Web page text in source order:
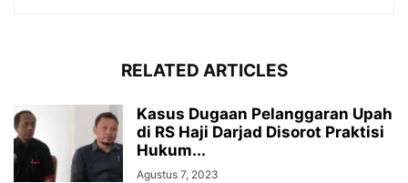
RELATED ARTICLES
Kasus Dugaan Pelanggaran Upah
di RS Haji Darjad Disorot Praktisi
Hukum...
Agustus 7, 2023